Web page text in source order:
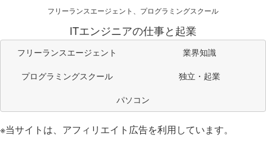
フリーランスエージェント、プログラミングスクール
ITエンジニアの仕事と起業
フリーランスエージェント
業界知識
プログラミングスクール
独立・起業
パソコン
※当サイトは、アフィリエイト広告を利用しています。